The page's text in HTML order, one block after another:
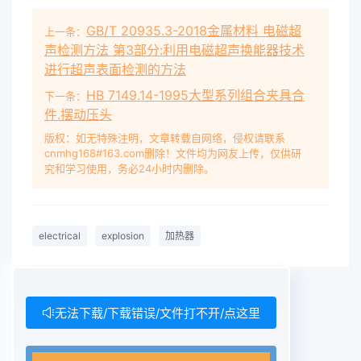
上一条： GB/T 20935.3-2018金属材料 电磁超
声检测方法 第3部分:利用电磁超声换能器技术
进行超声表面检测的方法
下一条： HB 7149.14-1995大型系列组合夹具合
件.摆动压头
版权：如无特殊注明，文章转载自网络，侵权请联系
cnmhg168#163.com删除！文件均为网友上传，仅供研
究和学习使用，务必24小时内删除。
electrical explosion 加热器
无法下载/下载错误/文件打不开/点这里